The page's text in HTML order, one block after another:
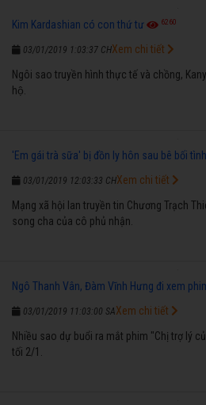
Kim Kardashian có con thứ tư 6260
03/01/2019 1:03:37 CH
Ngôi sao truyền hình thực tế và chồng,
hộ.
Xem chi tiết
'Em gái trà sữa' bị đồn ly hôn sau bê bối
03/01/2019 12:03:33 CH
Mạng xã hội lan truyền tin Chương Trạch
song cha của cô phủ nhận.
Xem chi tiết
Ngô Thanh Vân, Đàm Vĩnh Hưng đi xem
03/01/2019 11:03:00 SA
Nhiều sao dự buổi ra mắt phim "Chị trợ lý
tối 2/1.
Xem chi tiết